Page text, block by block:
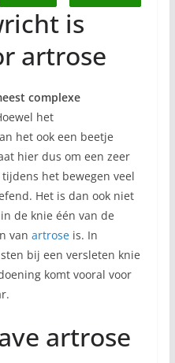
is
artrose
complexe
het
het ook een beetje
hier dus om een zeer
het bewegen veel
Het is dan ook niet
de knie één van de
van artroseis. In
bij een versleten knie
komt vooral voor
artrose